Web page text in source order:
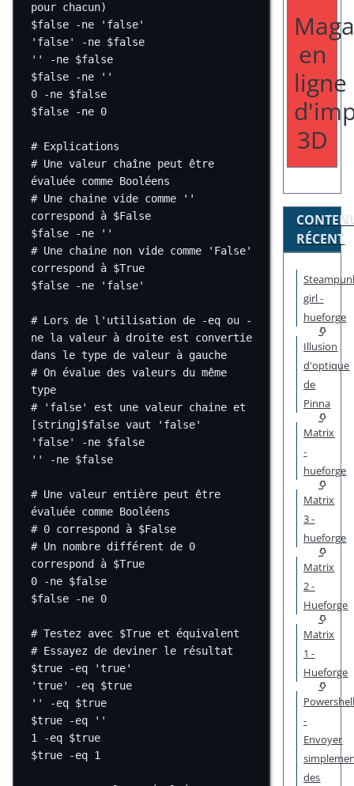
pour chacun)
$false
-ne
'false'
'false'
-ne $false
''
-ne $false
$false
-ne
''
0
-ne $false
$false
-ne 0
# Explications
# Une valeur chaîne peut être
évaluée comme Booléens
# Une chaine vide comme ''
correspond à $False
$false
-ne
''
# Une chaine non vide comme 'False'
correspond à $True
$false
-ne 'false'
# Lors de l'utilisation de -eq ou -
ne la valeur à droite est convertie
dans le type de valeur à gauche
# On évalue des valeurs du même
type
# 'false' est une valeur chaine et
[string]$false vaut 'false'
'false'
-ne $false
''
-ne $false
# Une valeur entière peut être
évaluée comme Booléens
# 0 correspond à $False
# Un nombre différent de 0
correspond à $True
0
-ne $false
$false
-ne 0
# Testez avec $True et équivalent
# Essayez de deviner le résultat
$true
-eq
'true'
'true'
-eq $true
''
-eq $true
$true
-eq
''
1
-eq $true
$true
-eq 1
en
ligne
3D
RÉCENT
girl -
hueforge
Illusion
d'optique
de
Pinna
Matrix
-
hueforge
Matrix
3 -
hueforge
Matrix
2 -
Hueforge
Matrix
1 -
Hueforge
-
Envoyer
des